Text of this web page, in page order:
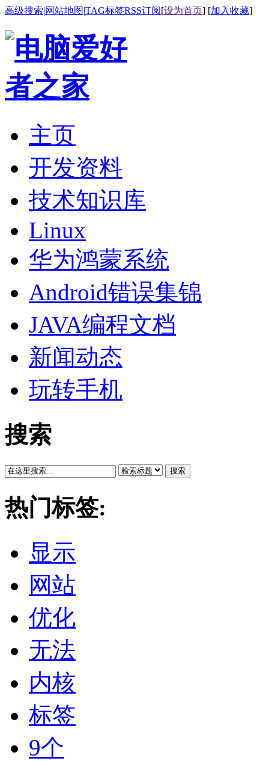
高级搜索|网站地图|TAG标签RSS订阅[设为首页] [加入收藏]
主页
开发资料
技术知识库
Linux
华为鸿蒙系统
Android错误集锦
JAVA编程文档
新闻动态
玩转手机
搜索
搜索
热门标签:
显示
网站
优化
无法
内核
标签
9个